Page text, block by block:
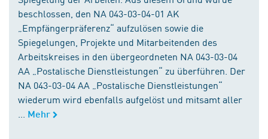
beschlossen, den NA 043-03-04-01 AK
„Empfängerpräferenz“ aufzulösen sowie die
Spiegelungen, Projekte und Mitarbeitenden des
Arbeitskreises in den übergeordneten NA 043-03-04
AA „Postalische Dienstleistungen“ zu überführen. Der
NA 043-03-04 AA „Postalische Dienstleistungen“
wiederum wird ebenfalls aufgelöst und mitsamt aller
Mehr